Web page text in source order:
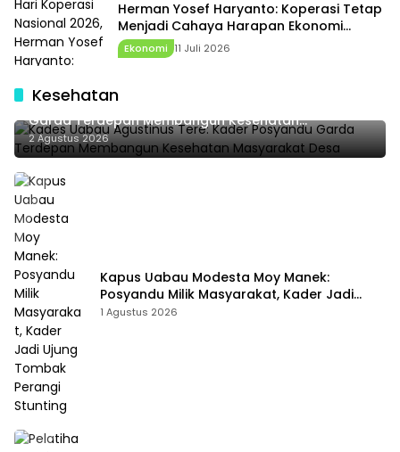
Herman Yosef Haryanto: Koperasi Tetap
Menjadi Cahaya Harapan Ekonomi
Rakyat
Ekonomi 11 Juli 2026
Kesehatan
Kades Uabau Agustinus Tere: Kader Posyandu
Garda Terdepan Membangun Kesehatan
Masyarakat Desa
2 Agustus 2026
Kapus Uabau Modesta Moy Manek:
Posyandu Milik Masyarakat, Kader Jadi
Ujung Tombak Perangi Stunting
1 Agustus 2026